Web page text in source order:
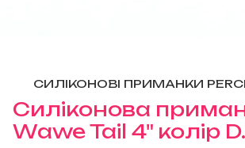
СИЛІКОНОВІ ПРИМАНКИ
Силіконова
Wawe Tail 4" колір